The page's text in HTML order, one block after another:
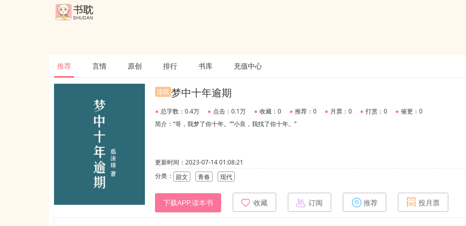
推荐 言情 原创 排行 书库 充值中心
连载 梦中十年逾期
● 总字数：0.4万 ● 点击：0.1万 ● 收藏：0 ● 推荐：0 ● 月票：0 ● 打赏：0 ● 催更：0
简介：“哥，我梦了你十年。”“小良，我找了你十年。”
更新时间：2023-07-14 01:08:21
分类： 甜文 青春 现代
下载APP,读本书 收藏 订阅 推荐 投月票